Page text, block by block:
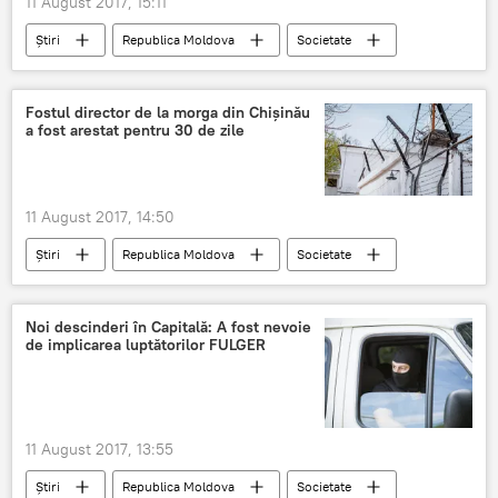
Știri Republica Moldova
Societate
Ministerul Justiţiei
Reguli
Facilităţi
Întâlniri
Penitenciare
deplasări
Deținuți
convorbiri telefonice
Fostul director de la morga din Chișinău
a fost arestat pentru 30 de zile
11 August 2017, 14:50
Știri Republica Moldova
Societate
CNA
arest preventiv
Centrul de Medicină Legală
Noi descinderi în Capitală: A fost nevoie
de implicarea luptătorilor FULGER
11 August 2017, 13:55
Știri Republica Moldova Societate